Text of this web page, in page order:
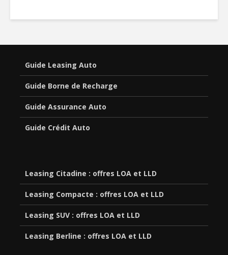
Guide Leasing Auto
Guide Borne de Recharge
Guide Assurance Auto
Guide Crédit Auto
Leasing Citadine : offres LOA et LLD
Leasing Compacte : offres LOA et LLD
Leasing SUV : offres LOA et LLD
Leasing Berline : offres LOA et LLD